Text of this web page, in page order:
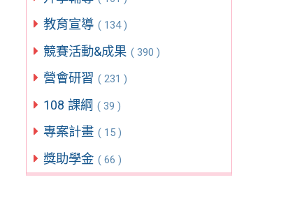
教育宣導 ( 134 )
競賽活動&成果 ( 390 )
營會研習 ( 231 )
108 課綱 ( 39 )
專案計畫 ( 15 )
獎助學金 ( 66 )